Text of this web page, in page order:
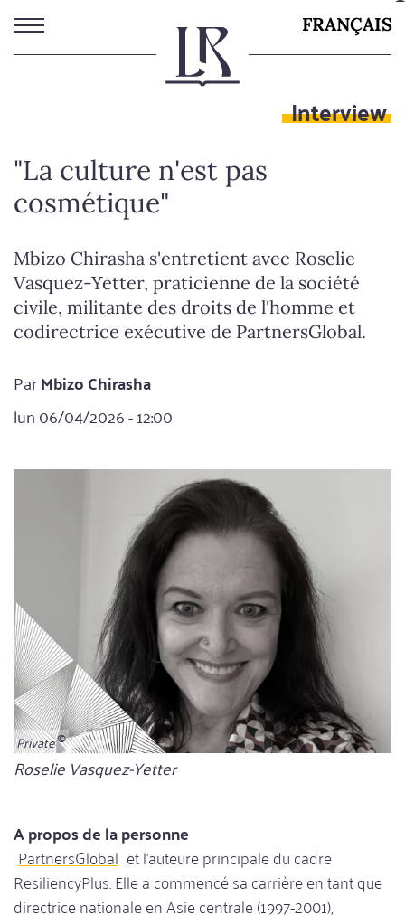
Aller
au
contenu
FRANÇAIS
Interview
"La culture n'est pas
cosmétique"
Mbizo Chirasha s'entretient avec Roselie
Vasquez-Yetter, praticienne de la société
civile, militante des droits de l'homme et
codirectrice exécutive de PartnersGlobal.
ParMbizo Chirasha
lun 06/04/2026 - 12:00
Private
Bildunterschrift
Roselie Vasquez-Yetter
A propos de la personne
PartnersGlobal et l'auteure principale du cadre
ResiliencyPlus. Elle a commencé sa carrière en tant que
directrice nationale en Asie centrale (1997-2001),